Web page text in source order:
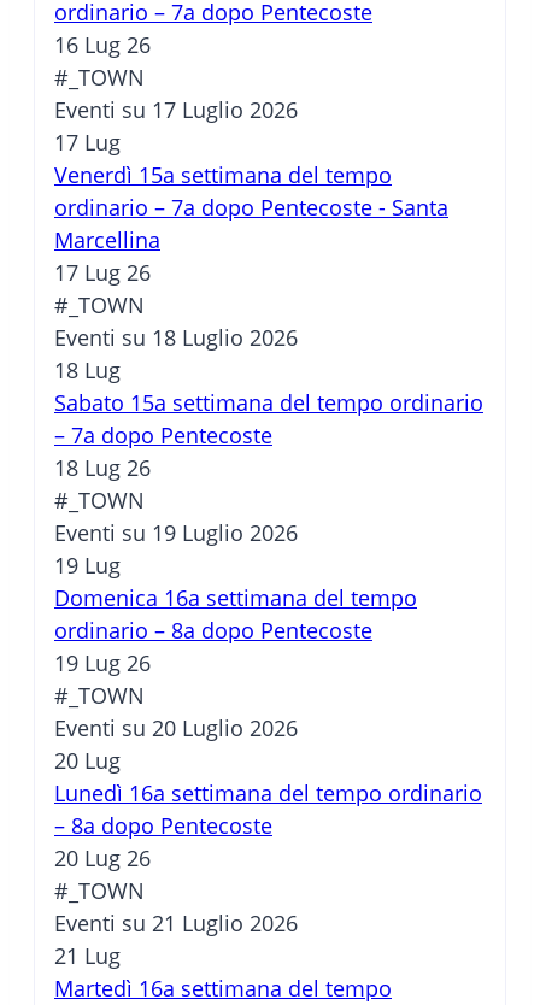
ordinario – 7a dopo Pentecoste
16 Lug 26
#_TOWN
Eventi su 17 Luglio 2026
17 Lug
Venerdì 15a settimana del tempo
ordinario – 7a dopo Pentecoste - Santa
Marcellina
17 Lug 26
#_TOWN
Eventi su 18 Luglio 2026
18 Lug
Sabato 15a settimana del tempo ordinario
– 7a dopo Pentecoste
18 Lug 26
#_TOWN
Eventi su 19 Luglio 2026
19 Lug
Domenica 16a settimana del tempo
ordinario – 8a dopo Pentecoste
19 Lug 26
#_TOWN
Eventi su 20 Luglio 2026
20 Lug
Lunedì 16a settimana del tempo ordinario
– 8a dopo Pentecoste
20 Lug 26
#_TOWN
Eventi su 21 Luglio 2026
21 Lug
Martedì 16a settimana del tempo